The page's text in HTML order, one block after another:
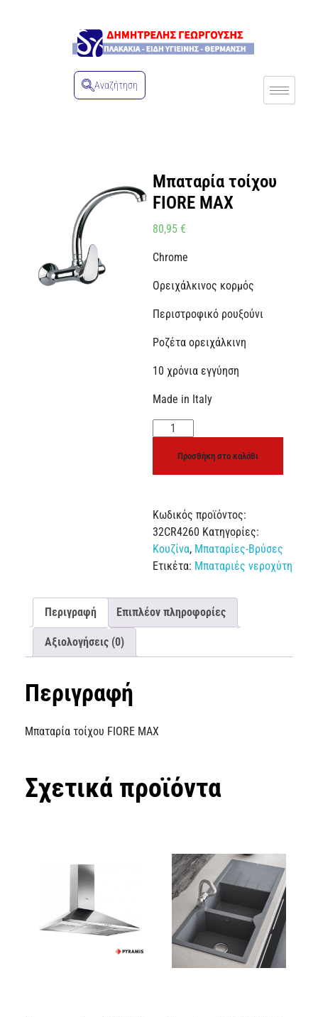
Αναζήτηση
Μπαταρία τοίχου
FIORE MAX
80,95 €
Chrome
Ορειχάλκινος κορμός
Περιστροφικό ρουξούνι
Ροζέτα ορειχάλκινη
10 χρόνια εγγύηση
Made in Italy
Προσθήκη στο καλάθι
Κωδικός προϊόντος:
32CR4260 Κατηγορίες:
Κουζίνα, Μπαταρίες-Βρύσες
Ετικέτα: Μπαταριές νεροχύτη
Περιγραφή Επιπλέον πληροφορίες
Αξιολογήσεις (0)
Περιγραφή
Μπαταρία τοίχου FIORE MAX
Σχετικά προϊόντα